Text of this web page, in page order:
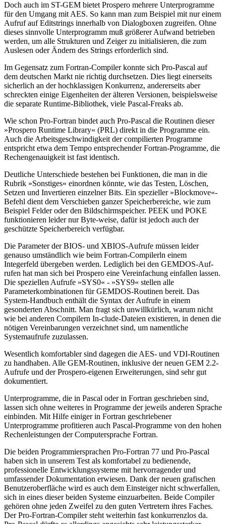
Doch auch im ST-GEM bietet Prospero mehrere Unterprogramme
für den Umgang mit AES. So kann man zum Beispiel mit nur einem
Aufruf auf Editstrings innerhalb von Dialogboxen zugreifen. Ohne
dieses sinnvolle Unterprogramm muß größerer Aufwand betrieben
werden, um alle Strukturen und Zeiger zu initialisieren, die zum
Auslesen oder Ändern des Strings erforderlich sind.
Im Gegensatz zum Fortran-Compiler konnte sich Pro-Pascal auf
dem deutschen Markt nie richtig durchsetzen. Dies liegt einerseits
sicherlich an der hochklassigen Konkurrenz, andererseits aber
schreckten einige Eigenheiten der älteren Versionen, beispielsweise
die separate Runtime-Bibliothek, viele Pascal-Freaks ab.
Wie schon Pro-Fortran bindet auch Pro-Pascal die Routinen dieser
»Prospero Runtime Library« (PRL) direkt in die Programme ein.
Auch die Arbeitsgeschwindigkeit der compilierten Programme
entspricht etwa dem Tempo entsprechender Fortran-Programme, die
Rechengenauigkeit ist fast identisch.
Deutliche Unterschiede bestehen bei Funktionen, die man in die
Rubrik »Sonstiges« einordnen könnte, wie das Testen, Löschen,
Setzen und Invertieren einzelner Bits. Ein spezieller »Blockmove«-
Befehl dient dem Verschieben ganzer Speicherbereiche, wie zum
Beispiel Felder oder den Bildschirmspeicher. PEEK und POKE
funktionieren leider nur Byte-weise, dafür ist jedoch auch der
geschützte Speicherbereich verfügbar.
Die Parameter der BIOS- und XBIOS-Aufrufe müssen leider
genauso umständlich wie beim Fortran-Compilerln einem
Integerfeld übergeben werden. Lediglich bei den GEMDOS-Auf-
rufen hat man sich bei Prospero eine Vereinfachung einfallen lassen.
Die speziellen Aufrufe »SYS0« - »SYS9« stellen alle
Parameterkombinationen für GEMDOS-Routinen bereit. Das
System-Handbuch enthält die Syntax der Aufrufe in einem
gesonderten Abschnitt. Man fragt sich unwillkürlich, warum nicht
wie bei anderen Compilern In-clude-Dateien existieren, in denen die
nötigen Vereinbarungen verzeichnet sind, um namentliche
Systemaufrufe zuzulassen.
Wesentlich komfortabler sind dagegen die AES- und VDI-Routinen
zu handhaben. Alle GEM-Routinen, inklusive der neuen GEM 2.2-
Aufrufe und der Prospero-eigenen Erweiterungen, sind sehr gut
dokumentiert.
Unterprogramme, die in Pascal oder in Fortran geschrieben sind,
lassen sich ohne weiteres in Programme der jeweils anderen Sprache
einbinden. Mit Hilfe einiger in Fortran geschriebener
Unterprogramme profitieren auch Pascal-Programme von den hohen
Rechenleistungen der Computersprache Fortran.
Die beiden Programmiersprachen Pro-Fortran 77 und Pro-Pascal
haben sich in unserem Test als komfortabel zu bedienende,
professionelle Entwicklungssysteme mit hervorragender und
umfassender Dokumentation erwiesen. Dank der neuen grafischen
Benutzeroberfläche wird es auch dem Einsteiger nicht schwerfallen,
sich in eines dieser beiden Systeme einzuarbeiten. Beide Compiler
gehören ohne jeden Zweifel zu den guten Vertretern ihres Faches.
Der Pro-Fortran-Compiler steht weiterhin fast konkurrenzlos da.